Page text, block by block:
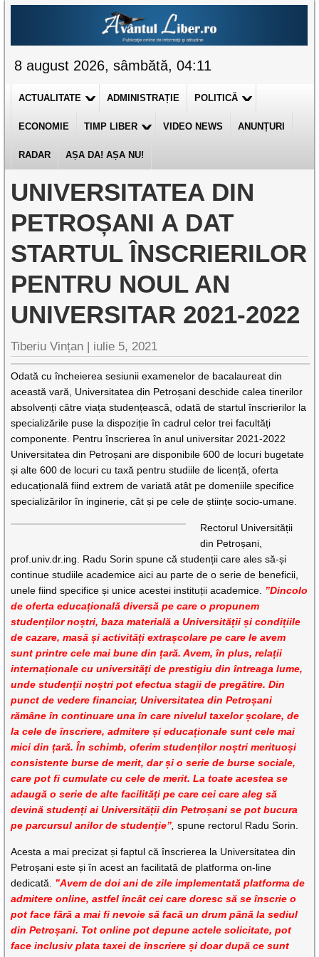
8 august 2026, sâmbătă, 04:11
ACTUALITATE ADMINISTRAȚIE POLITICĂ
ECONOMIE TIMP LIBER VIDEO NEWS ANUNȚURI
RADAR AȘA DA! AȘA NU!
UNIVERSITATEA DIN
PETROȘANI A DAT
STARTUL ÎNSCRIERILOR
PENTRU NOUL AN
UNIVERSITAR 2021-2022
Tiberiu Vințan | iulie 5, 2021
Odată cu încheierea sesiunii examenelor de bacalaureat din
această vară, Universitatea din Petroșani deschide calea tinerilor
absolvenți către viața studențească, odată de startul înscrierilor la
specializările puse la dispoziție în cadrul celor trei facultăți
componente. Pentru înscrierea în anul universitar 2021-2022
Universitatea din Petroșani are disponibile 600 de locuri bugetate
și alte 600 de locuri cu taxă pentru studiile de licență, oferta
educațională fiind extrem de variată atât pe domeniile specifice
specializărilor în inginerie, cât și pe cele de științe socio-umane.
Rectorul Universității
din Petroșani,
prof.univ.dr.ing. Radu Sorin spune că studenții care ales să-și
continue studiile academice aici au parte de o serie de beneficii,
unele fiind specifice și unice acestei instituții academice. ”Dincolo
de oferta educațională diversă pe care o propunem
studenților noștri, baza materială a Universității și condițiile
de cazare, masă și activități extrașcolare pe care le avem
sunt printre cele mai bune din țară. Avem, în plus, relații
internaționale cu universități de prestigiu din întreaga lume,
unde studenții noștri pot efectua stagii de pregătire. Din
punct de vedere financiar, Universitatea din Petroșani
rămâne în continuare una în care nivelul taxelor școlare, de
la cele de înscriere, admitere și educaționale sunt cele mai
mici din țară. În schimb, oferim studenților noștri merituoși
consistente burse de merit, dar și o serie de burse sociale,
care pot fi cumulate cu cele de merit. La toate acestea se
adaugă o serie de alte facilități pe care cei care aleg să
devină studenți ai Universității din Petroșani se pot bucura
pe parcursul anilor de studenție” spune rectorul Radu Sorin.
Acesta a mai precizat și faptul că înscrierea la Universitatea din
Petroșani este și în acest an facilitată de platforma on-line
dedicată.
”Avem de doi ani de zile implementată platforma de
admitere online, astfel încât cei care doresc să se înscrie o
pot face fără a mai fi nevoie să facă un drum până la sediul
din Petroșani. Tot online pot depune actele solicitate, pot
face inclusiv plata taxei de înscriere și doar după ce sunt